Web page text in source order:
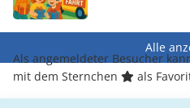
Alle
Als angemeldeter Besucher
mit dem Sternchen
als